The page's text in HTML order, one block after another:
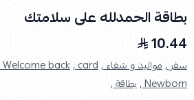
بطاقة الحمدلله على سلامتك
10.44
سفر ,مواليد و شفاء ,card ,
Welcome back ,
Newborn , بطاقة ,